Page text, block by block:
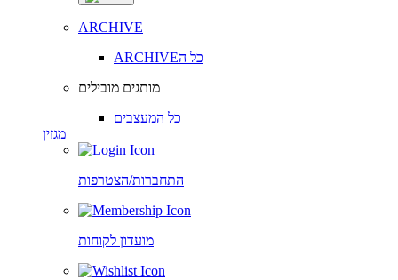
ARCHIVE
ARCHIVEכל ה
מותגים מובילים
כל המעצבים
מגזין
התחברות/הצטרפות
מועדון לקוחות